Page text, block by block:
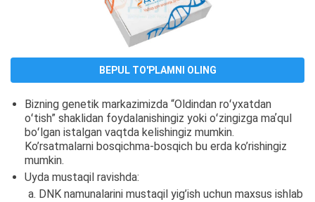
BEPUL TO'PLAMNI OLING
Bizning genetik markazimizda “Oldindan roʻyxatdan
oʻtish” shaklidan foydalanishingiz yoki oʻzingizga maʼqul
boʻlgan istalgan vaqtda kelishingiz mumkin.
Ko’rsatmalarni bosqichma-bosqich bu erda ko’rishingiz
mumkin.
Uyda mustaqil ravishda:
DNK namunalarini mustaqil yig’ish uchun maxsus ishlab